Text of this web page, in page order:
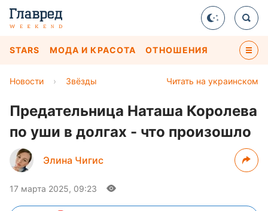
STARS МОДА И КРАСОТА ОТНОШЕНИЯ
Читать на украинском
Новости › Звёзды
Предательница Наташа Королева
по уши в долгах - что произошло
Элина Чигис
17 марта 2025, 09:23